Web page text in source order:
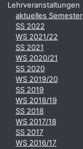
Lehrveranstaltungen
aktuelles Semester
SS 2022
WS 2021/22
SS 2021
WS 2020/21
SS 2020
WS 2019/20
SS 2019
WS 2018/19
SS 2018
WS 2017/18
SS 2017
WS 2016/17